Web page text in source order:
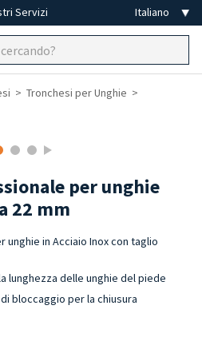
Servizi
Tronchesi per Unghie
per unghie
22 mm
in Acciaio Inox con taglio
lunghezza delle unghie del piede
bloccaggio per la chiusura